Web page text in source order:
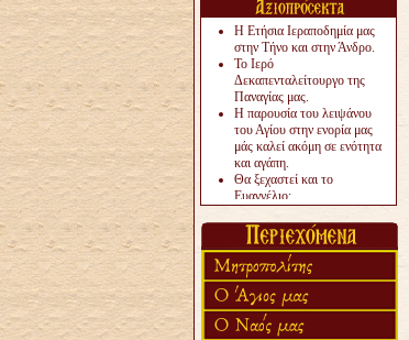
Η Ετήσια Ιεραποδημία μας
στην Τήνο και στην Άνδρο.
Το Ιερό
Δεκαπενταλείτουργο της
Παναγίας μας.
Η παρουσία του λειψάνου
του Αγίου στην ενορία μας
μάς καλεί ακόμη σε ενότητα
και αγάπη.
Θα ξεχαστεί και το
Ευαγγέλιο;
«πολύ αργά».
Ζητείται....